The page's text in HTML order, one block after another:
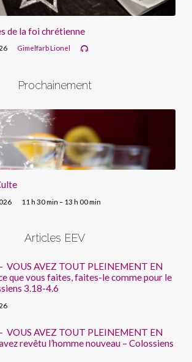
de la foi chrétienne
Gimelfarb Lionel
Prochainement
11 h 30 min – 13 h 00 min
Articles EEV
VOUS AVEZ TOUT PLEINEMENT EN
que vous faites, faites-le comme pour le
3.18-4.6
VOUS AVEZ TOUT PLEINEMENT EN
revêtu l’homme nouveau – Colossiens